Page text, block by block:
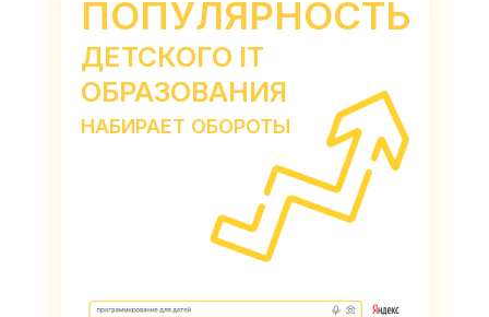
ДЕТСКОГО IT
ОБРАЗОВАНИЯ
НАБИРАЕТ ОБОРОТЫ
ПОПУЛЯРНОСТЬ